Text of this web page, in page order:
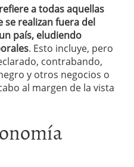
a todas aquellas
se realizan fuera del
país, eludiendo
. Esto incluye, pero
contrabando,
y otros negocios o
al margen de la vista